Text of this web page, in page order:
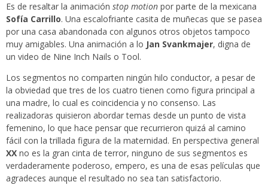
Es de resaltar la animación stop motion por parte de la mexicana
Sofía Carrillo. Una escalofriante casita de muñecas que se pasea
por una casa abandonada con algunos otros objetos tampoco
muy amigables. Una animación a lo Jan Svankmajer, digna de
un video de Nine Inch Nails o Tool.
Los segmentos no comparten ningún hilo conductor, a pesar de
la obviedad que tres de los cuatro tienen como figura principal a
una madre, lo cual es coincidencia y no consenso. Las
realizadoras quisieron abordar temas desde un punto de vista
femenino, lo que hace pensar que recurrieron quizá al camino
fácil con la trillada figura de la maternidad. En perspectiva general
XX no es la gran cinta de terror, ninguno de sus segmentos es
verdaderamente poderoso, empero, es una de esas películas que
agradeces aunque el resultado no sea tan satisfactorio.